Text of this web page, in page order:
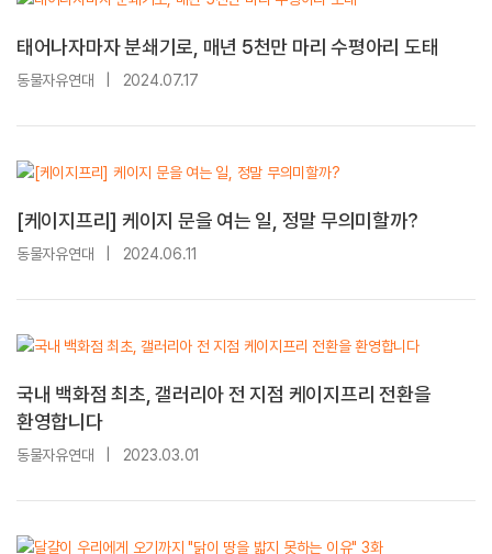
태어나자마자 분쇄기로, 매년 5천만 마리 수평아리 도태
동물자유연대 2024.07.17
[케이지프리] 케이지 문을 여는 일, 정말 무의미할까?
동물자유연대 2024.06.11
국내 백화점 최초, 갤러리아 전 지점 케이지프리 전환을
환영합니다
동물자유연대 2023.03.01